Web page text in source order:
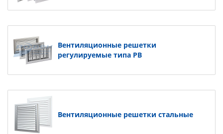
Вентиляционные решетки
регулируемые типа РВ
Вентиляционные решетки стальные